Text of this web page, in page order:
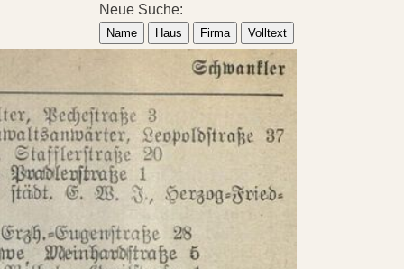
Neue Suche:
Name Haus Firma Volltext